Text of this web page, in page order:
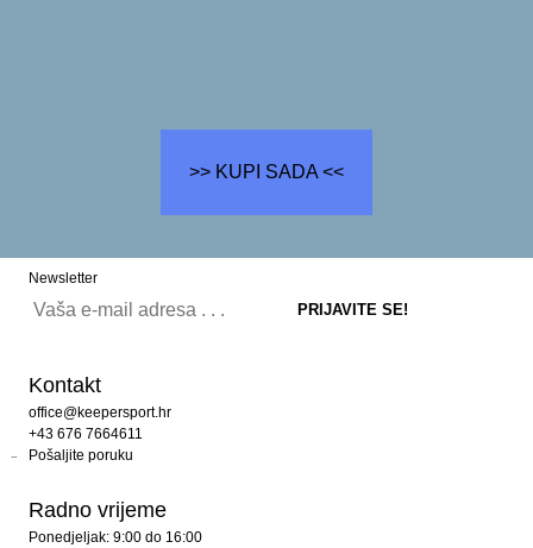
>> KUPI SADA <<
Newsletter
Kontakt
office@keepersport.hr
+43 676 7664611
Pošaljite poruku
Radno vrijeme
Ponedjeljak: 9:00 do 16:00